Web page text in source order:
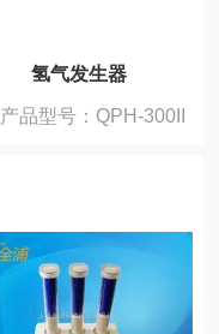
氢气发生器
产品型号：QPH-300II